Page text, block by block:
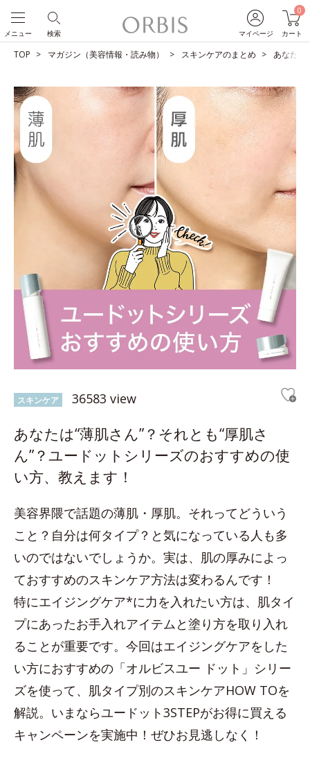
マイページ
0
カート
検索
メニュー
TOP マガジン（美容情報・読み物） スキンケアのまとめ あなたは
スキンケア 36583 view
あなたは“薄肌さん”？それとも“厚肌さ
ん”？ユードットシリーズのおすすめの使
い方、教えます！
美容界隈で話題の薄肌・厚肌。それってどういう
こと？自分は何タイプ？と気になっている人も多
いのではないでしょうか。実は、肌の厚みによっ
ておすすめのスキンケア方法は変わるんです！
特にエイジングケア*に力を入れたい方は、肌タイ
プにあったお手入れアイテムと塗り方を取り入れ
ることが重要です。今回はエイジングケアをした
い方におすすめの「オルビスユー ドット」シリー
ズを使って、肌タイプ別のスキンケアHOW TOを
解説。いまならユードット3STEPがお得に買える
キャンペーンを実施中！ぜひお見逃しなく！